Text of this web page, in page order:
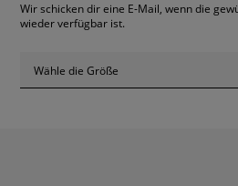
Wir schicken dir eine E-Mail, wenn die
wieder verfügbar ist.
Wähle die Größe